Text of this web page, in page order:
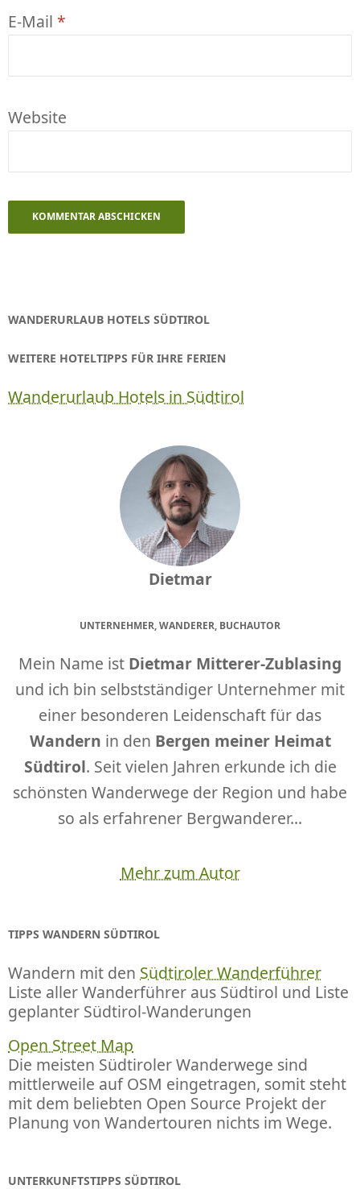
E-Mail *
Website
WANDERURLAUB HOTELS SÜDTIROL
WEITERE HOTELTIPPS FÜR IHRE FERIEN
Wanderurlaub Hotels in Südtirol
Dietmar
UNTERNEHMER, WANDERER, BUCHAUTOR
Mein Name ist Dietmar Mitterer-Zublasing
und ich bin selbstständiger Unternehmer mit
einer besonderen Leidenschaft für das
Wandern in den Bergen meiner Heimat
Südtirol. Seit vielen Jahren erkunde ich die
schönsten Wanderwege der Region und habe
so als erfahrener Bergwanderer...
Mehr zum Autor
TIPPS WANDERN SÜDTIROL
Wandern mit den Südtiroler Wanderführer
Liste aller Wanderführer aus Südtirol und Liste
geplanter Südtirol-Wanderungen
Open Street Map
Die meisten Südtiroler Wanderwege sind
mittlerweile auf OSM eingetragen, somit steht
mit dem beliebten Open Source Projekt der
Planung von Wandertouren nichts im Wege.
UNTERKUNFTSTIPPS SÜDTIROL